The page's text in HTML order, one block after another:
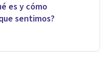
es y cómo
sentimos?